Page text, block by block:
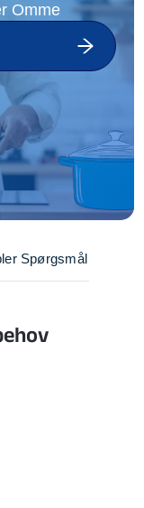
Omme
Spørgsmål